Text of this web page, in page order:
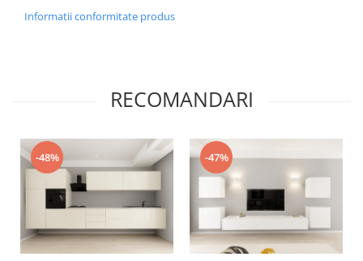
Informatii conformitate produs
RECOMANDARI
-48% -47%